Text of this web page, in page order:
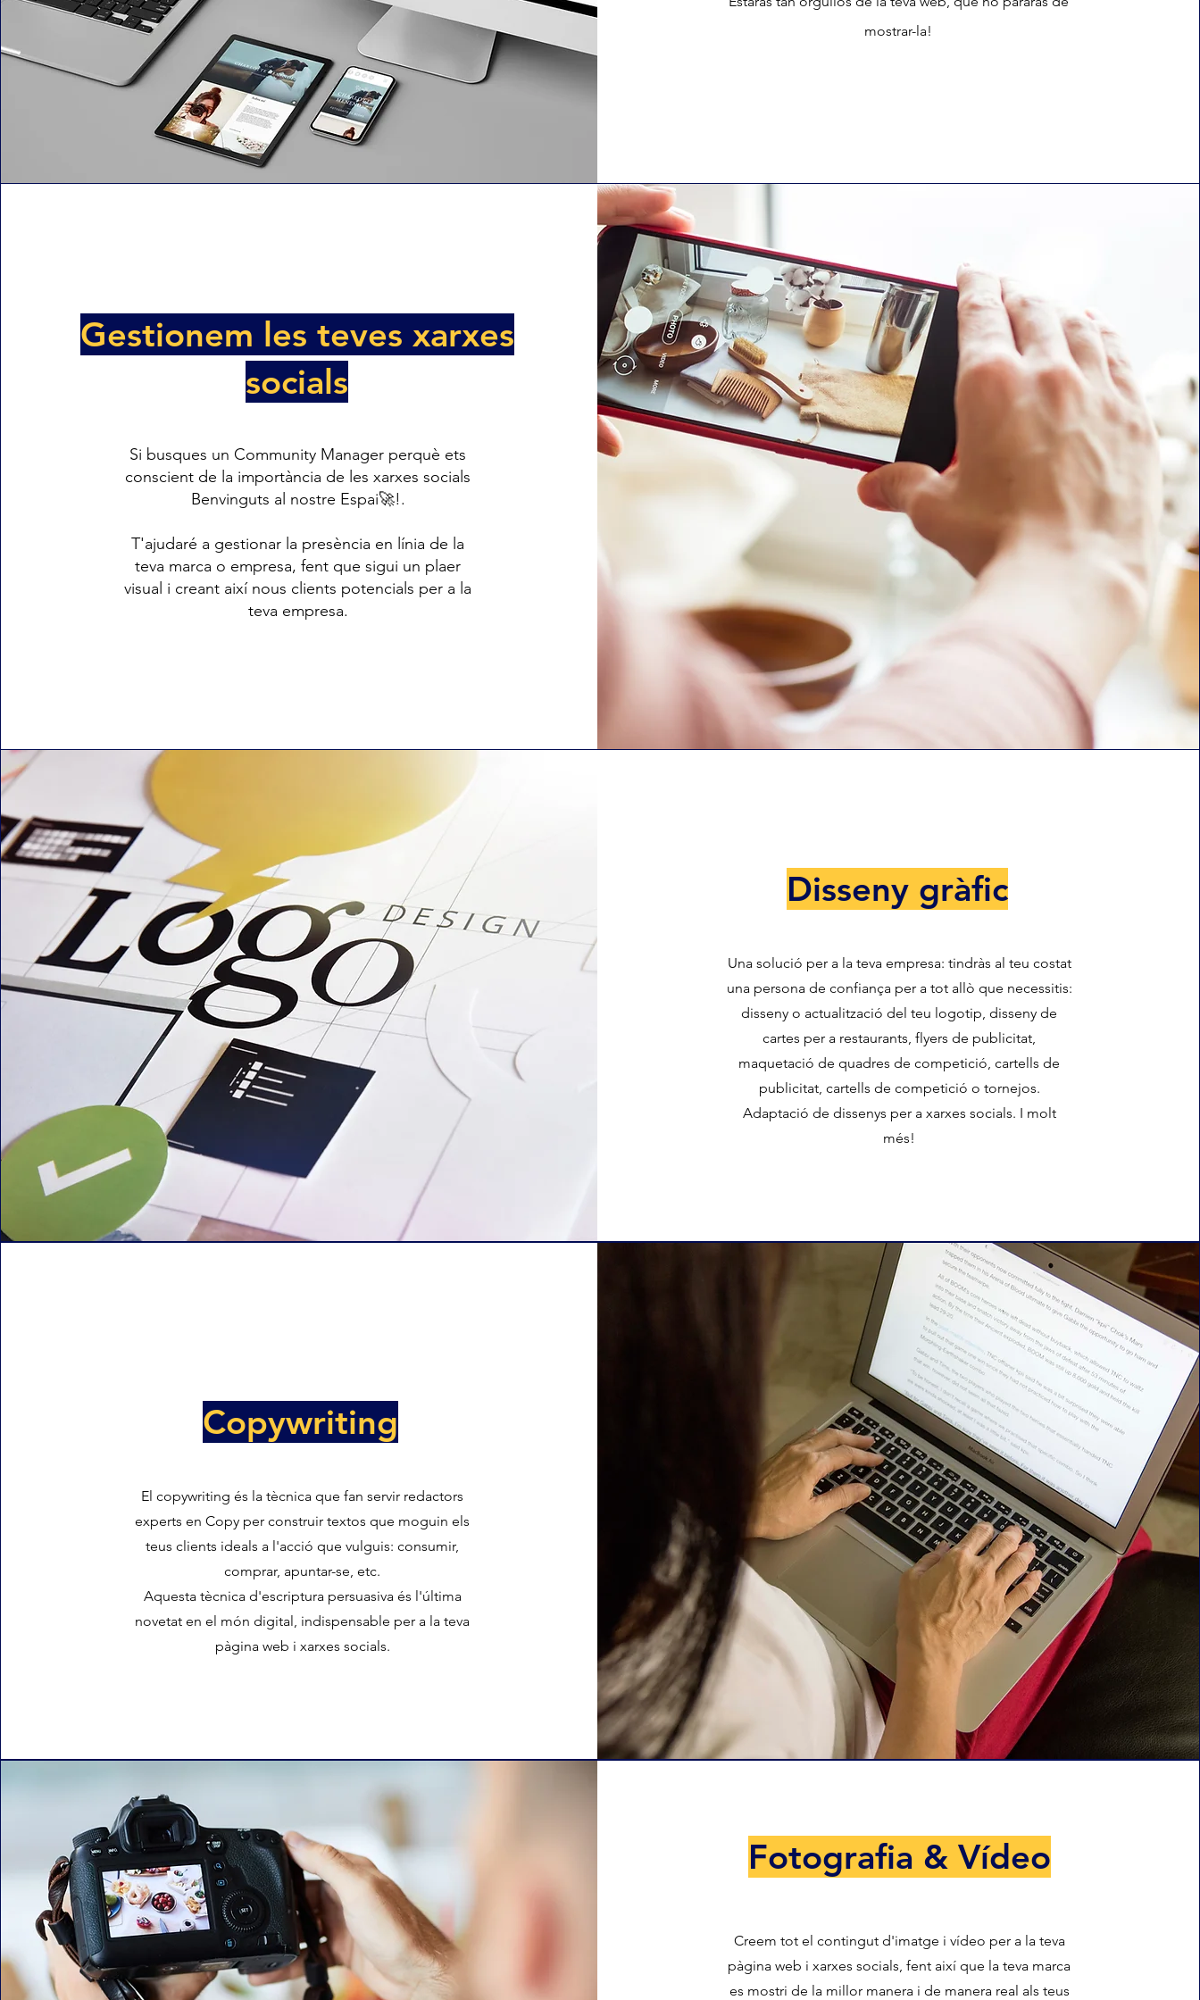
mostrar-la!
Gestionem les teves xarxes
socials
Si busques un Community Manager perquè ets
conscient de la importància de les xarxes socials
Benvinguts al nostre Espai🚀!.
T'ajudaré a gestionar la presència en línia de la
teva marca o empresa, fent que sigui un plaer
visual i creant així nous clients potencials per a la
teva empresa.
Disseny gràfic
Una solució per a la teva empresa: tindràs al teu costat
una persona de confiança per a tot allò que necessitis:
disseny o actualització del teu logotip, disseny de
cartes per a restaurants, flyers de publicitat,
maquetació de quadres de competició, cartells de
publicitat, cartells de competició o tornejos.
Adaptació de dissenys per a xarxes socials. I molt
més!
Copywriting
El copywriting és la tècnica que fan servir redactors
experts en Copy per construir textos que moguin els
teus clients ideals a l'acció que vulguis: consumir,
comprar, apuntar-se, etc.
Aquesta tècnica d'escriptura persuasiva és l'última
novetat en el món digital, indispensable per a la teva
pàgina web i xarxes socials.
Fotografia & Vídeo
Creem tot el contingut d'imatge i vídeo per a la teva
pàgina web i xarxes socials, fent així que la teva marca
es mostri de la millor manera i de manera real als teus